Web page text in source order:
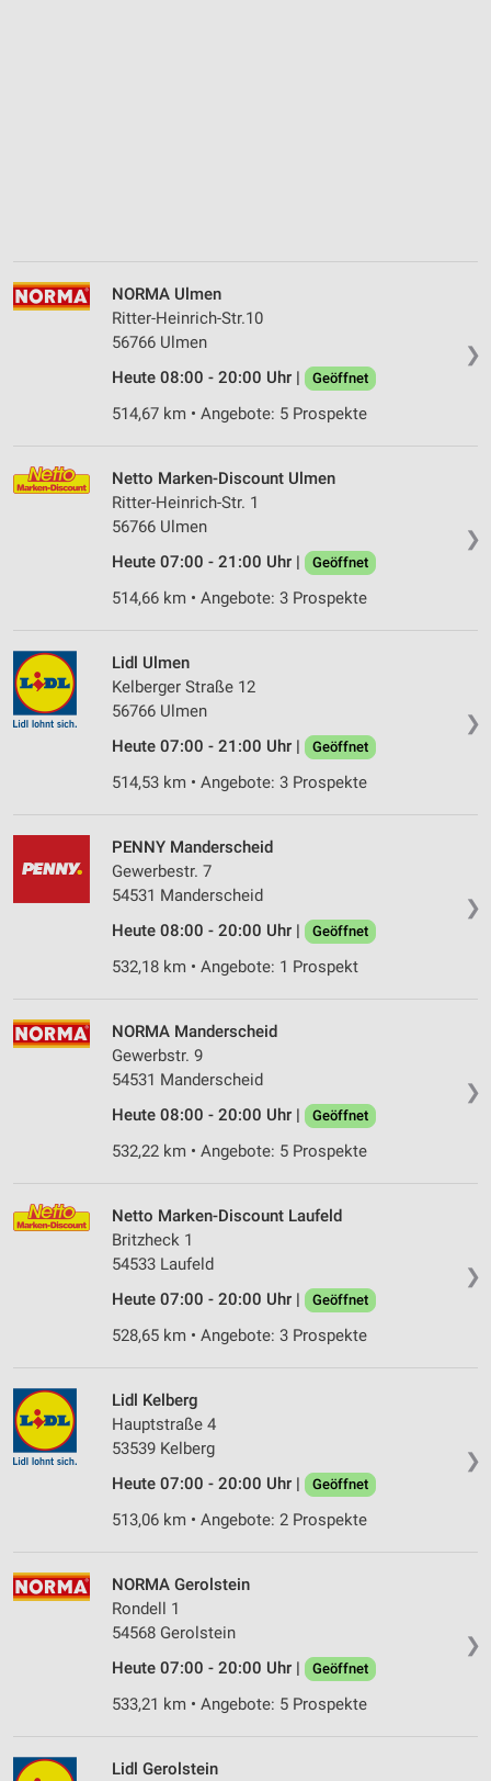
❯
NORMA Ulmen
Ritter-Heinrich-Str.10
56766 Ulmen
Heute 08:00 - 20:00 Uhr |
Geöffnet
514,67 km • Angebote: 5 Prospekte
❯
Netto Marken-Discount Ulmen
Ritter-Heinrich-Str. 1
56766 Ulmen
Heute 07:00 - 21:00 Uhr |
Geöffnet
514,66 km • Angebote: 3 Prospekte
❯
Lidl Ulmen
Kelberger Straße 12
56766 Ulmen
Heute 07:00 - 21:00 Uhr |
Geöffnet
514,53 km • Angebote: 3 Prospekte
❯
PENNY Manderscheid
Gewerbestr. 7
54531 Manderscheid
Heute 08:00 - 20:00 Uhr |
Geöffnet
532,18 km • Angebote: 1 Prospekt
❯
NORMA Manderscheid
Gewerbstr. 9
54531 Manderscheid
Heute 08:00 - 20:00 Uhr |
Geöffnet
532,22 km • Angebote: 5 Prospekte
❯
Netto Marken-Discount Laufeld
Britzheck 1
54533 Laufeld
Heute 07:00 - 20:00 Uhr |
Geöffnet
528,65 km • Angebote: 3 Prospekte
❯
Lidl Kelberg
Hauptstraße 4
53539 Kelberg
Heute 07:00 - 20:00 Uhr |
Geöffnet
513,06 km • Angebote: 2 Prospekte
❯
NORMA Gerolstein
Rondell 1
54568 Gerolstein
Heute 07:00 - 20:00 Uhr |
Geöffnet
533,21 km • Angebote: 5 Prospekte
Lidl Gerolstein